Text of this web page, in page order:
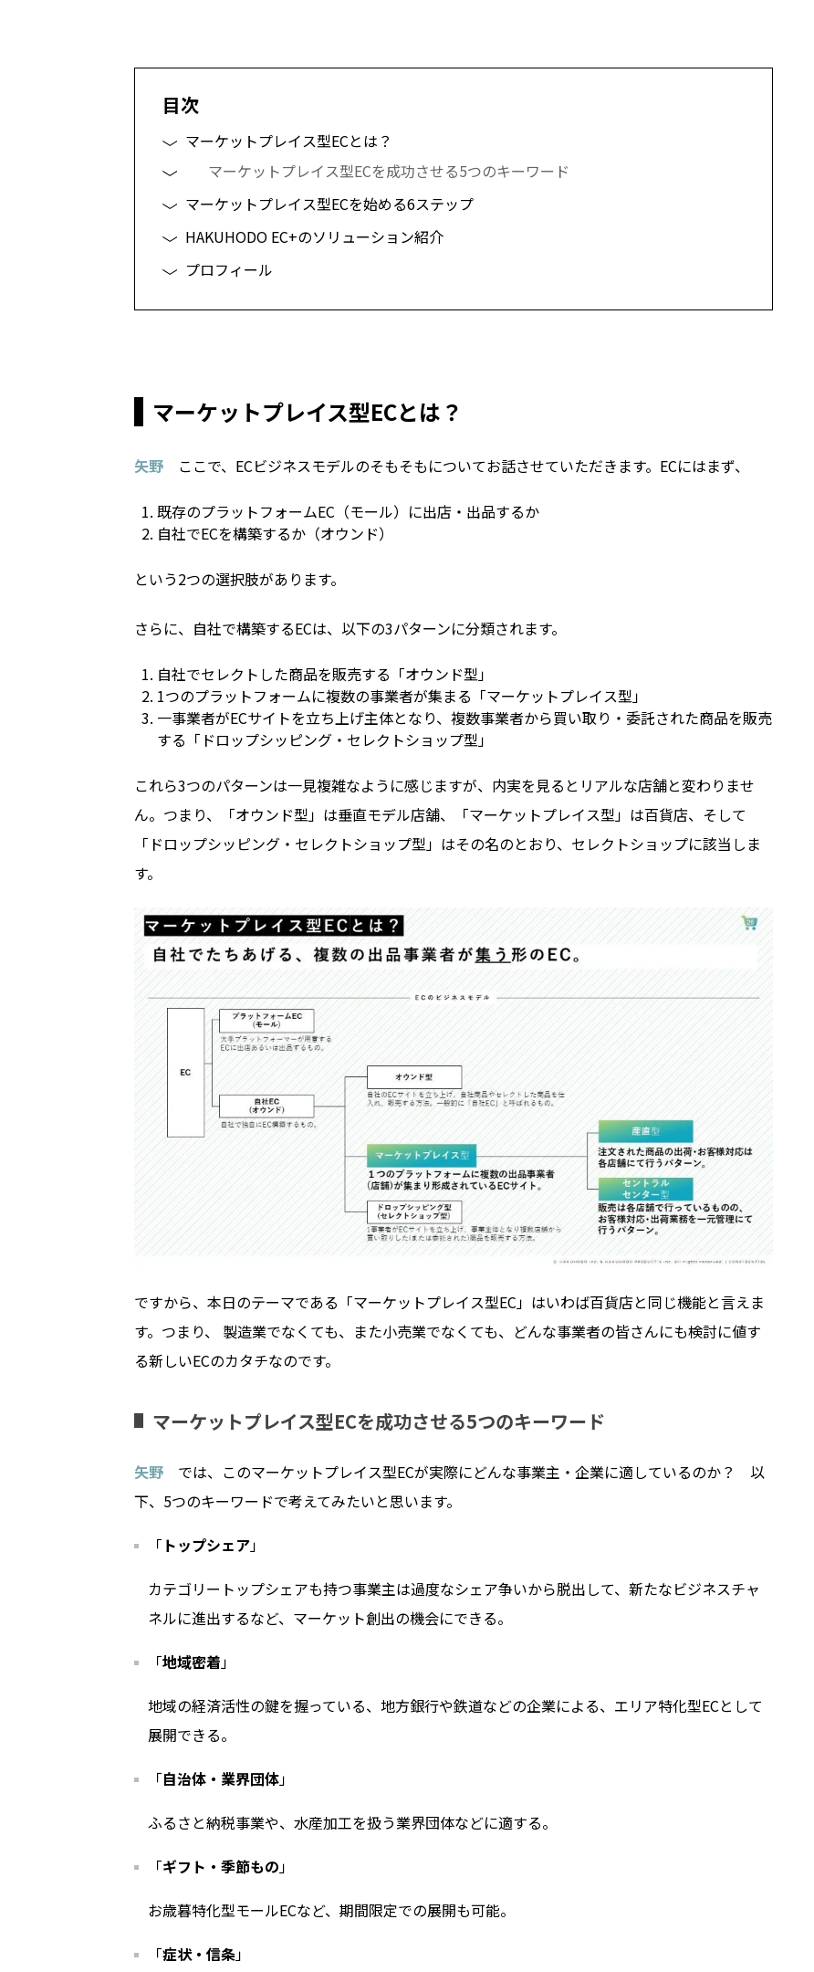
目次
マーケットプレイス型ECとは？
マーケットプレイス型ECを成功させる5つのキーワード
マーケットプレイス型ECを始める6ステップ
HAKUHODO EC+のソリューション紹介
プロフィール
マーケットプレイス型ECとは？
矢野 ここで、 ECビジネスモデルのそもそもについてお話させていただきます。 ECにはまず、
既存のプラットフォームEC （モール）に出店・出品するか
自社でECを構築するか（オウンド）
という2つの選択肢があります。
さらに、自社で構築するECは、以下の3パターンに分類されます。
自社でセレクトした商品を販売する「オウンド型」
1つのプラットフォームに複数の事業者が集まる「マーケットプレイス型」
一事業者がECサイトを立ち上げ主体となり、複数事業者から買い取り・委託された商品を販売
する「ドロップシッピング・セレクトショップ型」
これら3つのパターンは一見複雑なように感じますが、内実を見るとリアルな店舗と変わりませ
ん。つまり、「オウンド型」は垂直モデル店舗、「マーケットプレイス型」は百貨店、そして
「ドロップシッピング・セレクトショップ型」はその名のとおり、セレクトショップに該当しま
す。
ですから、本日のテーマである「マーケットプレイス型EC」はいわば百貨店と同じ機能と言えま
す。つまり、 製造業でなくても、また小売業でなくても、どんな事業者の皆さんにも検討に値す
る新しいECのカタチなのです。
マーケットプレイス型ECを成功させる5つのキーワード
矢野 では、このマーケットプレイス型ECが実際にどんな事業主・企業に適しているのか？ 以
下、 5つのキーワードで考えてみたいと思います。
「 トップシェア」
カテゴリートップシェアも持つ事業主は過度なシェア争いから脱出して、新たなビジネスチャ
ネルに進出するなど、マーケット創出の機会にできる。
「地域密着」
地域の経済活性の鍵を握っている、地方銀行や鉄道などの企業による、エリア特化型ECとして
展開できる。
「自治体・業界団体」
ふるさと納税事業や、水産加工を扱う業界団体などに適する。
「ギフト・季節もの」
お歳暮特化型モールECなど、期間限定での展開も可能。
「症状・信条」